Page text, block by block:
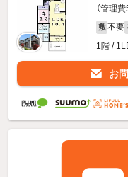
（管理
敷 不要
1階 /
お